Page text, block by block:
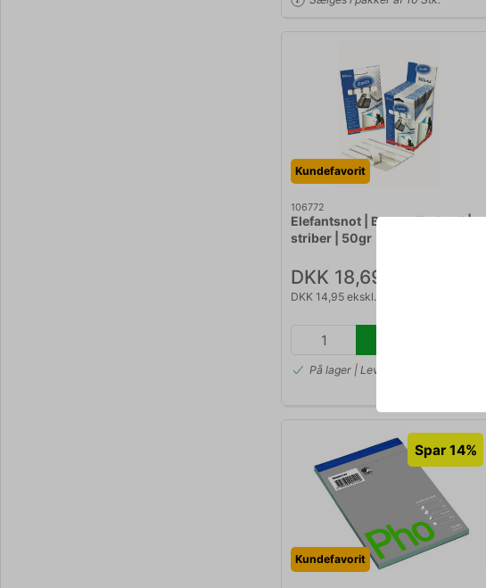
Kundefavorit
106772
Elefantsnot | Bantex Tack-all |
striber | 50gr
DKK 18,69
DKK 14,95 ekskl. moms
På lager | Lev.tid: 2-5 hverdage
Kundefavorit
Spar 14%